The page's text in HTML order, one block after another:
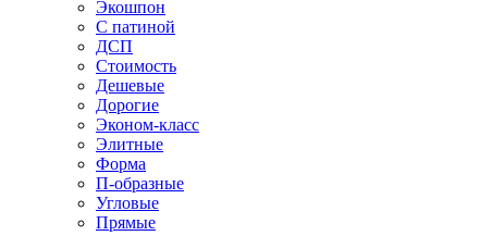
Экошпон
С патиной
ДСП
Стоимость
Дешевые
Дорогие
Эконом-класс
Элитные
Форма
П-образные
Угловые
Прямые